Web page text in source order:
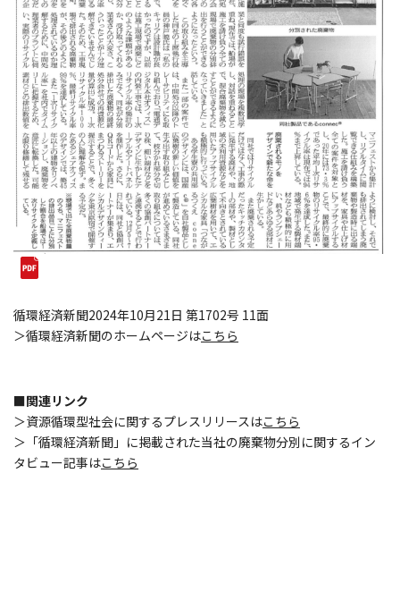
循環経済新聞2024年10月21日 第1702号 11面
＞循環経済新聞のホームページはこちら
■関連リンク
＞資源循環型社会に関するプレスリリースはこちら
＞「循環経済新聞」に掲載された当社の廃棄物分別に関するイン
タビュー記事はこちら